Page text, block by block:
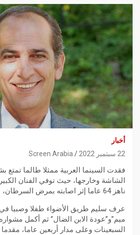
أخبار
22 سبتمبر 2022
Screen Arabia
فقدت السينما العربية ممثلا طالما
الشاشة وخارجها، حيث توفي الفنان
ناهز 64 عاما إثر اصابته بمرض السرطان،
عرف سليم طريق الأضواء طفلا وصبيا في
ميم”و”عودة الابن الضال” ثم أكمل
السبعينات وعلى مدار أربعين عاما، مقدما